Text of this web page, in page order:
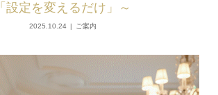
「設定を変えるだけ」～
2025.10.24 ご案内